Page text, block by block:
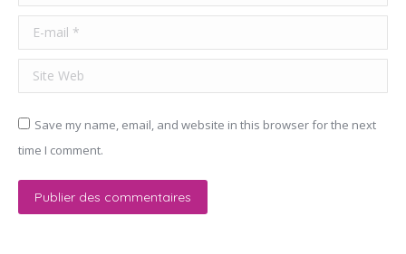
E-mail *
Site Web
Save my name, email, and website in this browser for the next
time I comment.
Publier des commentaires